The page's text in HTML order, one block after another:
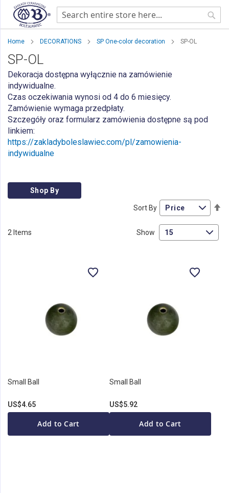
Home DECORATIONS SP One-color decoration SP-OL
SP-OL
Dekoracja dostępna wyłącznie na zamówienie
indywidualne.
Czas oczekiwania wynosi od 4 do 6 miesięcy.
Zamówienie wymaga przedpłaty.
Szczegóły oraz formularz zamówienia dostępne są pod
linkiem:
https://zakladyboleslawiec.com/pl/zamowienia-
indywidualne
Shop By
2 Items
Sort By
Show
Small Ball
US$4.65
Add to Cart
Small Ball
US$5.92
Add to Cart